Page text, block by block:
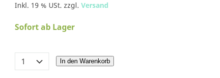
Inkl. 19 % USt. zzgl. Versand
Sofort ab Lager
In den Warenkorb